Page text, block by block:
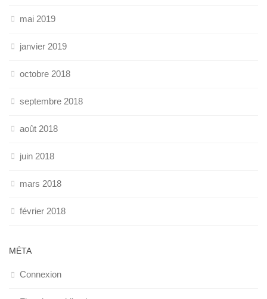
mai 2019
janvier 2019
octobre 2018
septembre 2018
août 2018
juin 2018
mars 2018
février 2018
MÉTA
Connexion